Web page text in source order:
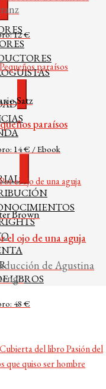
Expandir
el
menú
hijo
Expandir
el
menú
hijo
el
menú
hijo
LIBROS
12 €
Satz
paraísos
14 € / Ebook
Brown
el ojo de una aguja
de Agustina
48 €